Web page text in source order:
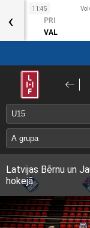
Okt
11:45
PRI
VAL
‹
Latvijas Bērnu un
hokejā